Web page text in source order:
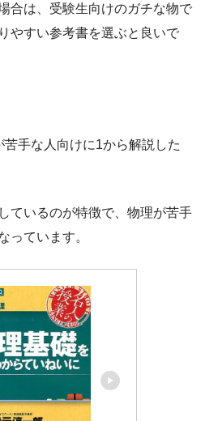
合は、受験生向けのガチな物で
やすい参考書を選ぶと良いで
手な人向けに1から解説した
ているのが特徴で、物理が苦手
っています。